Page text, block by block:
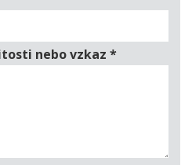
nebo vzkaz *